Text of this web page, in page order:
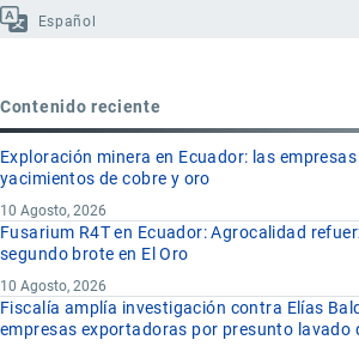
Español
Contenido reciente
Exploración minera en Ecuador: las
yacimientos de cobre y oro
10 Agosto, 2026
Fusarium R4T en Ecuador: Agrocalidad
segundo brote en El Oro
10 Agosto, 2026
Fiscalía amplía investigación contra Elías
empresas exportadoras por presunto lavado